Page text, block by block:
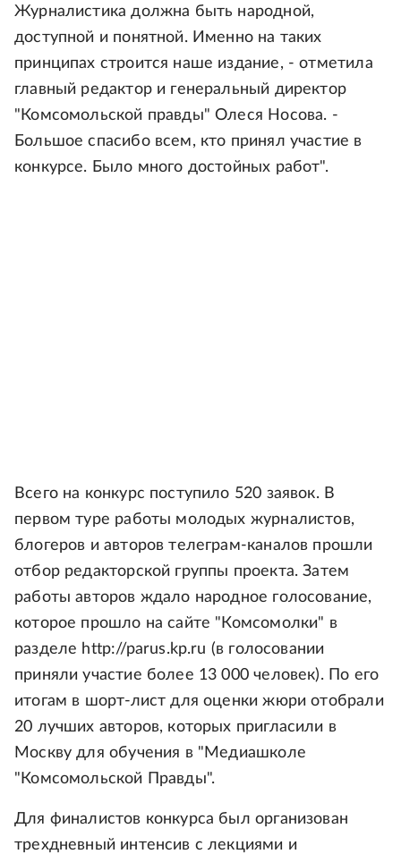
Журналистика должна быть народной,
доступной и понятной. Именно на таких
принципах строится наше издание, - отметила
главный редактор и генеральный директор
"Комсомольской правды" Олеся Носова. -
Большое спасибо всем, кто принял участие в
конкурсе. Было много достойных работ".
Всего на конкурс поступило 520 заявок. В
первом туре работы молодых журналистов,
блогеров и авторов телеграм-каналов прошли
отбор редакторской группы проекта. Затем
работы авторов ждало народное голосование,
которое прошло на сайте "Комсомолки" в
разделе http://parus.kp.ru (в голосовании
приняли участие более 13 000 человек). По его
итогам в шорт-лист для оценки жюри отобрали
20 лучших авторов, которых пригласили в
Москву для обучения в "Медиашколе
"Комсомольской Правды".
Для финалистов конкурса был организован
трехдневный интенсив с лекциями и